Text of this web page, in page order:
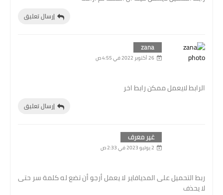
إرسال تعليق
zana
26 أكتوبر 2022 في 4:55 ص
الرابط لايعمل ممكن رابط اخر
إرسال تعليق
غير معرف
2 يوليو 2023 في 2:33 ص
ربط التحميل على المديافاير لا يعمل أرجو أن تضع له كلمة سر حتى
لا يحذف